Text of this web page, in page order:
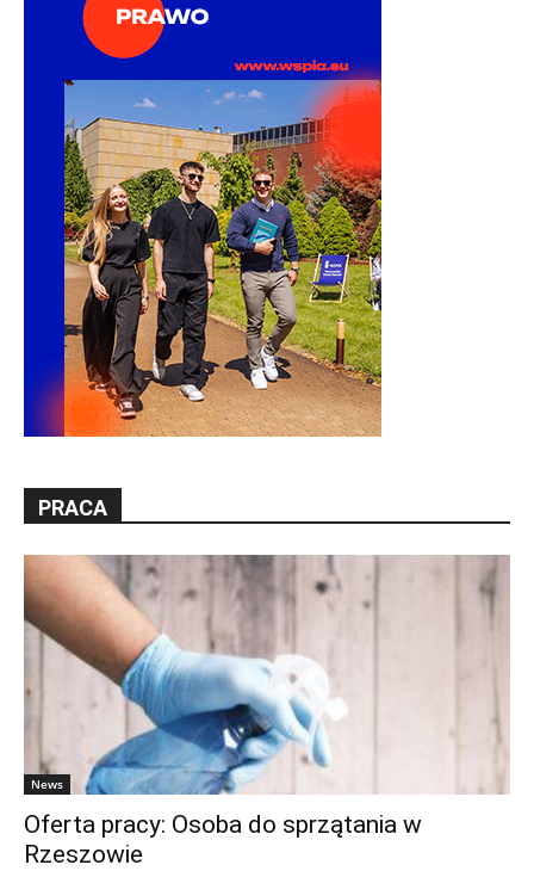
PRACA
News
Oferta pracy: Osoba do sprzątania w
Rzeszowie